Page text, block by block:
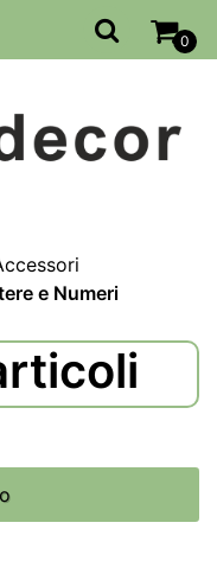
0
e Numeri